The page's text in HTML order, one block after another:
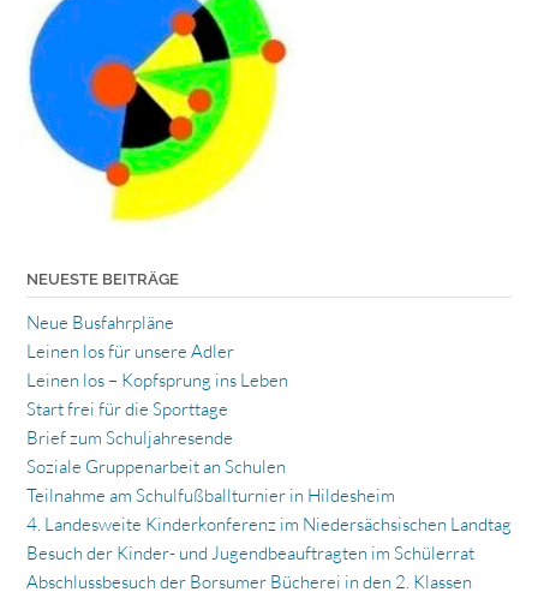
NEUESTE BEITRÄGE
Neue Busfahrpläne
Leinen los für unsere Adler
Leinen los – Kopfsprung ins Leben
Start frei für die Sporttage
Brief zum Schuljahresende
Soziale Gruppenarbeit an Schulen
Teilnahme am Schulfußballturnier in Hildesheim
4. Landesweite Kinderkonferenz im Niedersächsischen Landtag
Besuch der Kinder- und Jugendbeauftragten im Schülerrat
Abschlussbesuch der Borsumer Bücherei in den 2. Klassen